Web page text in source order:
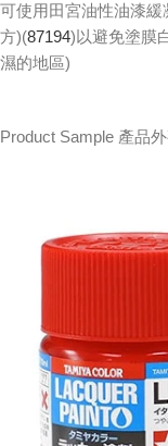
可使用田宮油性油漆緩
方)(87194)以避免塗膜
濕的地區)
Product Sample 產品